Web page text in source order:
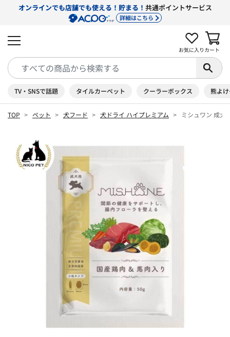
オンラインでも店舗でも使える！貯まる！ 共通ポイントサービス
詳細はこちら
お気に入り カート
TV・SNSで話題 タイルカーペット クーラーボックス 熊よ
TOP ペット 犬フード 犬ドライ ハイプレミアム ミシュワン 成犬